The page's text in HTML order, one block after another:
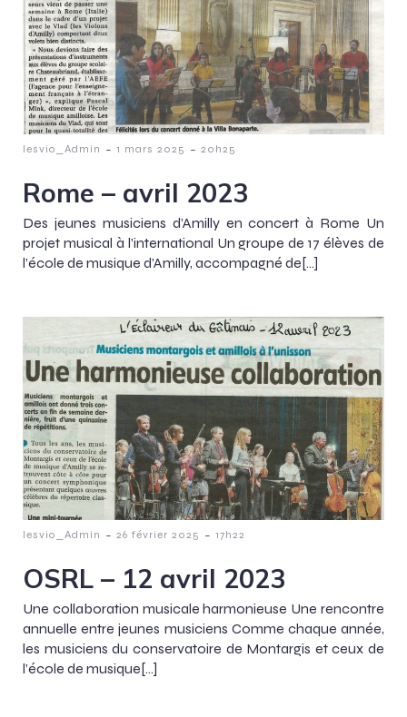
lesvio_Admin - 1 mars 2025 - 20h25
Rome – avril 2023
Des jeunes musiciens d’Amilly en concert à Rome Un
projet musical à l’international Un groupe de 17 élèves de
l’école de musique d’Amilly, accompagné de[…]
lesvio_Admin - 26 février 2025 - 17h22
OSRL – 12 avril 2023
Une collaboration musicale harmonieuse Une rencontre
annuelle entre jeunes musiciens Comme chaque année,
les musiciens du conservatoire de Montargis et ceux de
l’école de musique[…]